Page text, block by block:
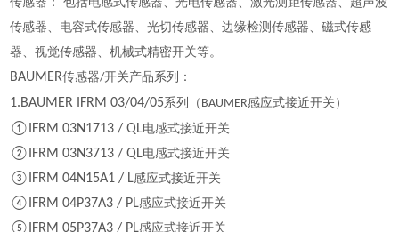
传感器、电容式传感器、光切传感器、边缘检测传感器、磁式传感
器、视觉传感器、机械式精密开关等。
BAUMER传感器/开关产品系列：
1.BAUMER IFRM 03/04/05系列（ BAUMER感应式接近开关）
①IFRM 03N1713 / QL电感式接近开关
②IFRM 03N3713 / QL电感式接近开关
③IFRM 04N15A1 / L感应式接近开关
④IFRM 04P37A3 / PL感应式接近开关
⑤IFRM 05P37A3 / PL感应式接近开关